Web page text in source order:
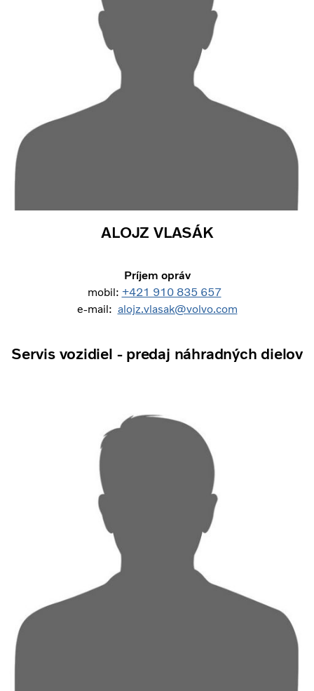
ALOJZ VLASÁK
Príjem opráv
mobil: +421 910 835 657
e-mail: alojz.vlasak@volvo.com
Servis vozidiel - predaj náhradných dielov